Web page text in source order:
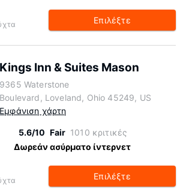
Επιλέξτε
Kings Inn & Suites Mason
9365 Waterstone
Boulevard, Loveland, Ohio 45249, US
Εμφάνιση χάρτη
5.6/10 Fair 1010 κριτικές
Δωρεάν ασύρματο ίντερνετ
Επιλέξτε